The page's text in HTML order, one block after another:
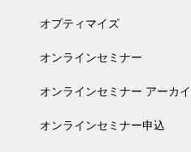
オプティマイズ
オンラインセミナー
オンラインセミナー アーカ
オンラインセミナー申込